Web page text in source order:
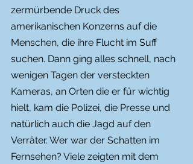
zermürbende Druck des
amerikanischen Konzerns auf die
Menschen, die ihre Flucht im Suff
suchen. Dann ging alles schnell, nach
wenigen Tagen der versteckten
Kameras, an Orten die er für wichtig
hielt, kam die Polizei, die Presse und
natürlich auch die Jagd auf den
Verräter. Wer war der Schatten im
Fernsehen? Viele zeigten mit dem